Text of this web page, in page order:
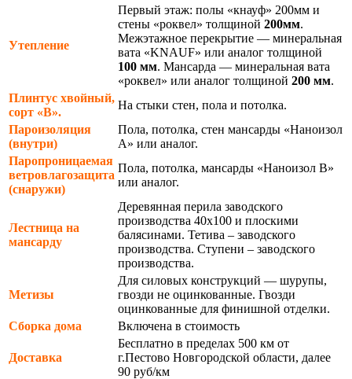
Утепление
Первый этаж: полы «кнауф» 200мм и
стены «роквел» толщиной 200мм.
Межэтажное перекрытие — минеральная
вата «KNAUF» или аналог толщиной
100 мм. Мансарда — минеральная вата
«роквел» или аналог толщиной 200 мм.
Плинтус хвойный,
сорт «В».
На стыки стен, пола и потолка.
Пароизоляция
(внутри)
Пола, потолка, стен мансарды «Наноизол
А» или аналог.
Паропроницаемая
ветровлагозащита
(снаружи)
Пола, потолка, мансарды «Наноизол В»
или аналог.
Лестница на
мансарду
Деревянная перила заводского
производства 40х100 и плоскими
балясинами. Тетива – заводского
производства. Ступени – заводского
производства.
Метизы
Для силовых конструкций — шурупы,
гвозди не оцинкованные. Гвозди
оцинкованные для финишной отделки.
Сборка дома
Включена в стоимость
Доставка
Бесплатно в пределах 500 км от
г.Пестово Новгородской области, далее
90 руб/км